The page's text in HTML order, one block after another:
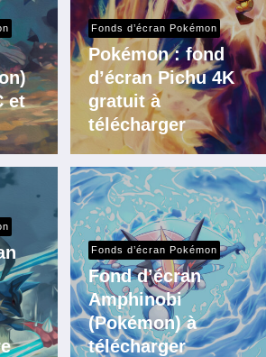
et
Fonds d’écran Pokémon
Pokémon : fond
d’écran Pichu 4K
gratuit à
télécharger
Fonds d’écran Pokémon
Fond d’écran
Amphinobi
(Pokémon) à
télécharger